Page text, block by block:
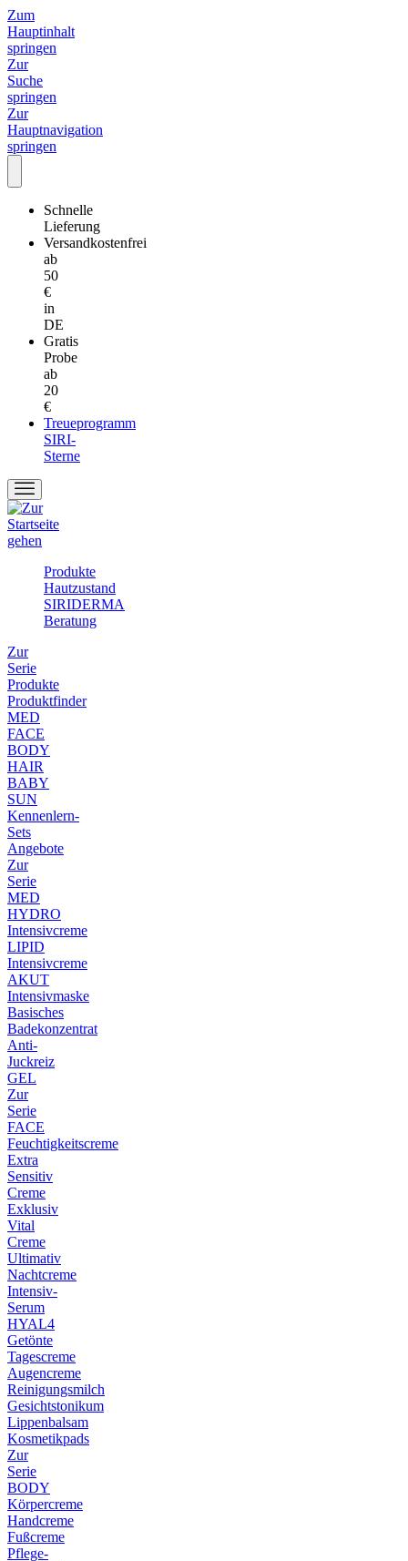
Zum
Hauptinhalt
springen
Zur
Suche
springen
Zur
Hauptnavigation
springen
Schnelle
Lieferung
Versandkostenfrei
ab
50
€
in
DE
Gratis
Probe
ab
20
€
Treueprogramm
SIRI-
Sterne
Produkte
Hautzustand
SIRIDERMA
Beratung
Zur
Serie
Produkte
Produktfinder
MED
FACE
BODY
HAIR
BABY
SUN
Kennenlern-
Sets
Angebote
Zur
Serie
MED
HYDRO
Intensivcreme
LIPID
Intensivcreme
AKUT
Intensivmaske
Basisches
Badekonzentrat
Anti-
Juckreiz
GEL
Zur
Serie
FACE
Feuchtigkeitscreme
Extra
Sensitiv
Creme
Exklusiv
Vital
Creme
Ultimativ
Nachtcreme
Intensiv-
Serum
HYAL4
Getönte
Tagescreme
Augencreme
Reinigungsmilch
Gesichtstonikum
Lippenbalsam
Kosmetikpads
Zur
Serie
BODY
Körpercreme
Handcreme
Fußcreme
Pflege-